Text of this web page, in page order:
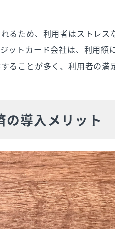
るため、利用者はストレス
ットカード会社は、利用額
ることが多く、利用者の満
導入メリット